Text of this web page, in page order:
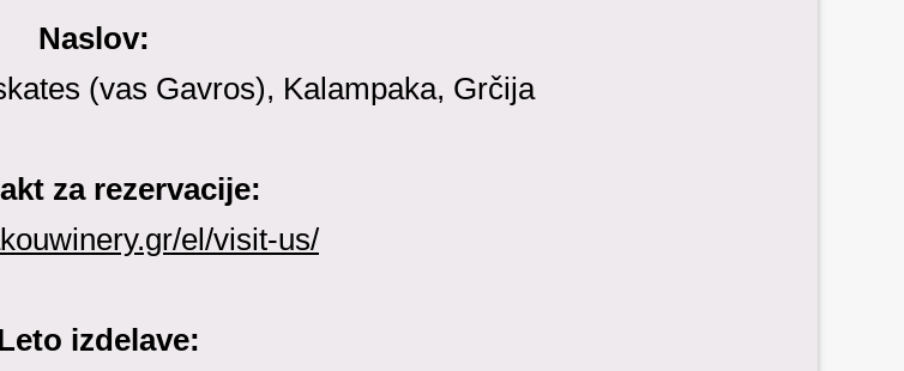
Naslov:
(vas Gavros), Kalampaka, Grčija
za rezervacije:
el/visit-us/
izdelave: